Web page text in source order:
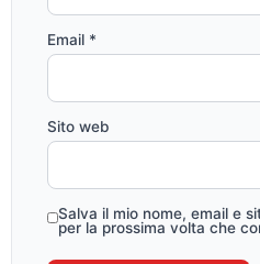
Email *
Sito web
Salva il mio nome, email e
per la prossima volta che